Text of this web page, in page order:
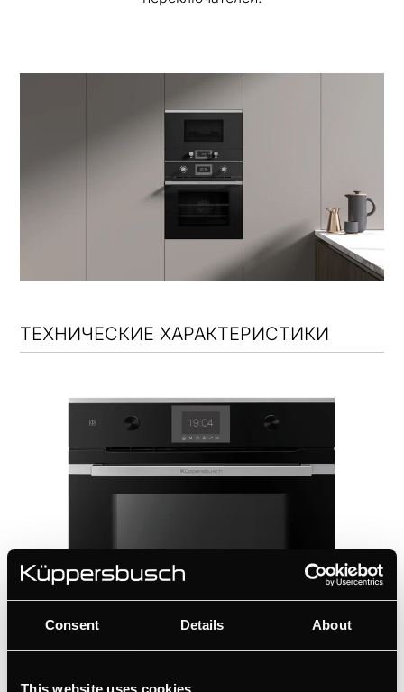
Consent Details About
This website uses cookies
ТЕХНИЧЕСКИЕ ХАРАКТЕРИСТИКИ
CB6350.0S